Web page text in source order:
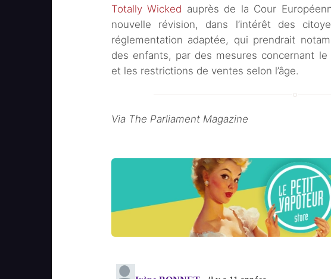
Totally Wicked auprès de la Cour
nouvelle révision, dans l’intérêt des
réglementation adaptée, qui prendrait
des enfants, par des mesures concernant
et les restrictions de ventes selon l’âge.
Via The Parliament Magazine